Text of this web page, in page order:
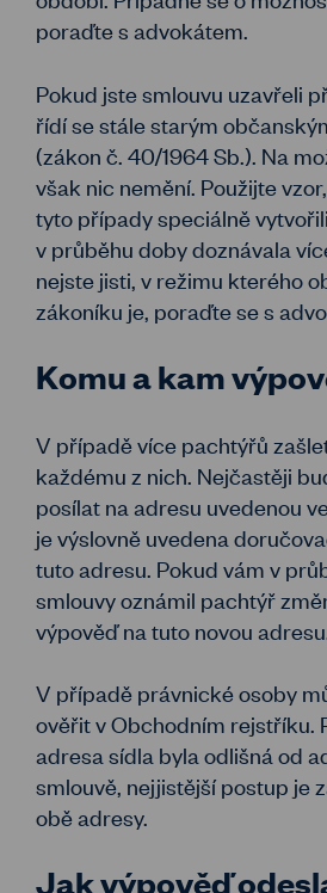
poraďte s advokátem.
Pokud jste smlouvu uzavřeli
řídí se stále starým
(zákon č. 40/1964 Sb.). Na
však nic nemění. Použijte
tyto případy speciálně
v průběhu doby doznávala
nejste jisti, v režimu kterého
zákoníku je, poraďte se s
Komu a kam
V případě více pachtýřů
každému z nich. Nejčastěji
posílat na adresu uvedenou
je výslovně uvedena
tuto adresu. Pokud vám v
smlouvy oznámil pachtýř
výpověď na tuto novou adresu.
V případě právnické osoby
ověřit v Obchodním rejstříku.
adresa sídla byla odlišná od
smlouvě, nejjistější postup je
obě adresy.
Jak výpověď